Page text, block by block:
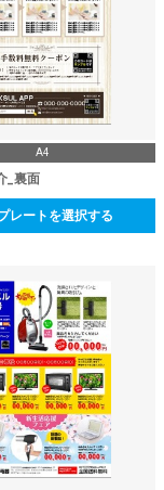
A4
_裏面
レートを選択する